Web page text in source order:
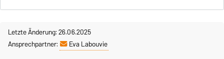
Letzte Änderung: 26.06.2025
Ansprechpartner:
Eva Labouvie